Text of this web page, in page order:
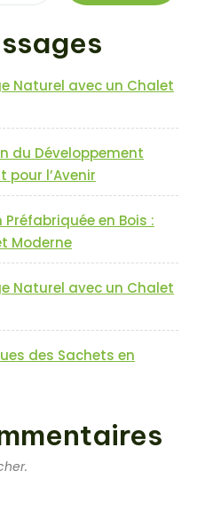
Naturel avec un Chalet
du Développement
pour l’Avenir
en Bois :
Moderne
Naturel avec un Chalet
des Sachets en